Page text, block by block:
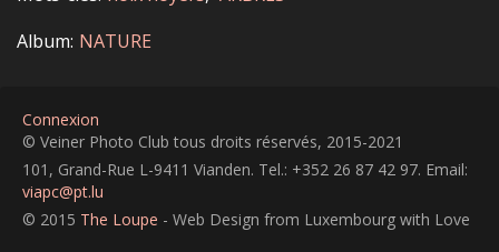
Album NATURE
Connexion
© Veiner Photo Club tous droits réservés, 2015-2021
101, Grand-Rue L-9411 Vianden. Tel.: +352 26 87 42 97. Email:
viapc@pt.lu
© 2015 The Loupe - Web Design from Luxembourg with Love